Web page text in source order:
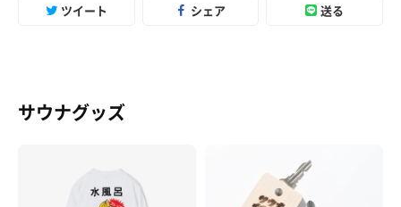
ツイート シェア 送る
サウナグッズ